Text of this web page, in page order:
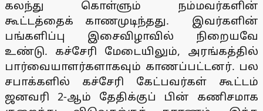
கலந்து கொள்ளும் நம்மவர்களின்
கூட்டத்தைக் காணமுடிந்தது. இவர்களின்
பங்களிப்பு இசைவிழாவில் நிறையவே
உண்டு. கச்சேரி மேடையிலும், அரங்கத்தில்
பார்வையாளர்களாகவும் காணப்பட்டனர். பல
சபாக்களில் கச்சேரி கேட்பவர்கள் கூட்டம்
ஜனவரி 2-ஆம் தேதிக்குப் பின் கணிசமாக